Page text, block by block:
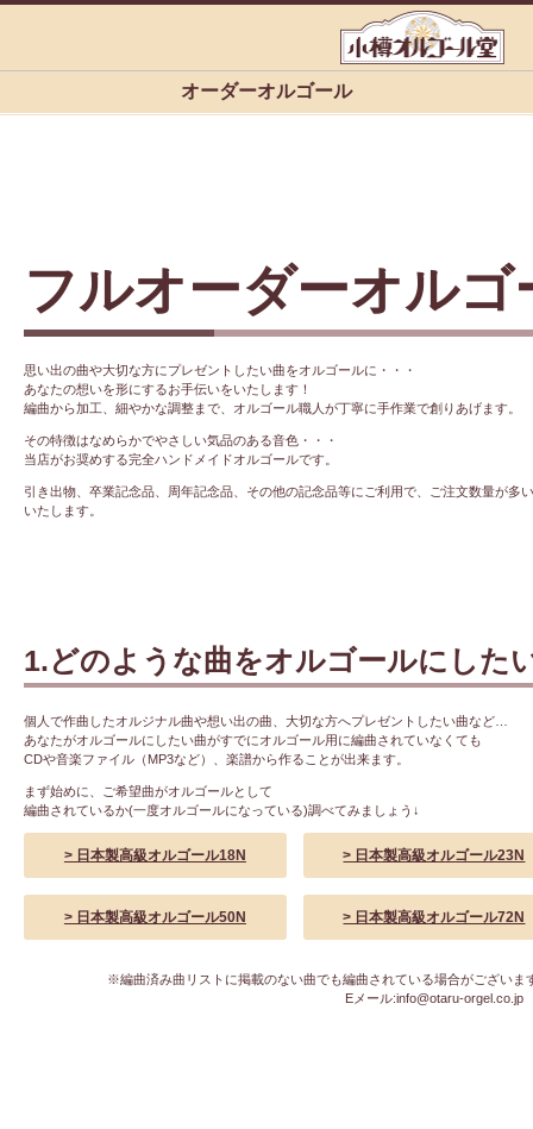
オーダーオルゴール
フルオーダーオルゴ
思い出の曲や大切な方にプレゼントしたい曲をオルゴールに・・・
あなたの想いを形にするお手伝いをいたします！
編曲から加工、細やかな調整まで、オルゴール職人が丁寧に手作業で創りあげます。
その特徴はなめらかでやさしい気品のある音色・・・
当店がお奨めする完全ハンドメイドオルゴールです。
引き出物、卒業記念品、周年記念品、その他の記念品等にご利用で、ご注文数量が多
いたします。
1.どのような曲をオルゴールにした
個人で作曲したオルジナル曲や想い出の曲、大切な方へプレゼントしたい曲など…
あなたがオルゴールにしたい曲がすでにオルゴール用に編曲されていなくても
CDや音楽ファイル（MP3など）、楽譜から作ることが出来ます。
まず始めに、ご希望曲がオルゴールとして
編曲されているか(一度オルゴールになっている)調べてみましょう↓
> 日本製高級オルゴール18N > 日本製高級オルゴール23N
> 日本製高級オルゴール50N > 日本製高級オルゴール72N
※編曲済み曲リストに掲載のない曲でも編曲されている場合がございま
Eメール:info@otaru-orgel.co.jp